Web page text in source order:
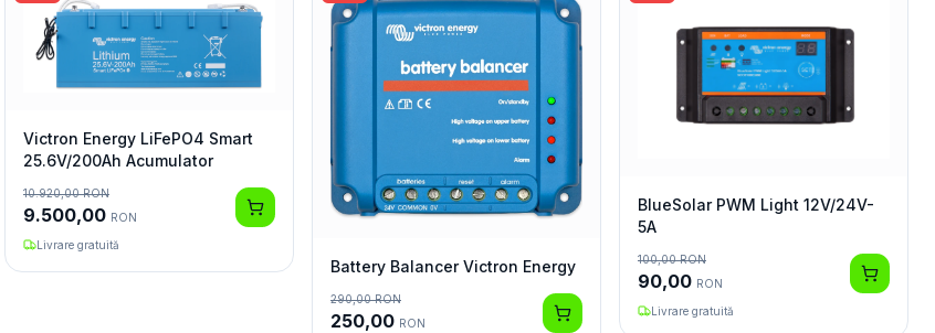
Victron Energy LiFePO4 Smart
25.6V/200Ah Acumulator
10.920,00RON
9.500,00 RON
Livrare gratuită
Battery Balancer Victron Energy
290,00RON
250,00 RON
BlueSolar PWM Light 12V/24V-
5A
100,00RON
90,00 RON
Livrare gratuită